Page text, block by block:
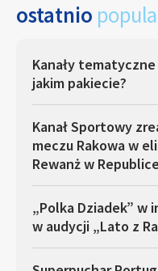
ostatnio
Kanały
jakim pakiecie?
Kanał Sportowy
meczu Rakowa w
Rewanż w Republice
„Polka Dziadek” w
w audycji „Lato z